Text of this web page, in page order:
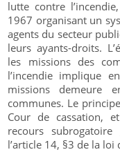
lutte contre
1967 organisant un
agents du secteur
leurs ayants-droits.
les missions des
l’incendie implique
missions demeure
communes. Le
Cour de cassation,
recours
l’article 14, §3 de la